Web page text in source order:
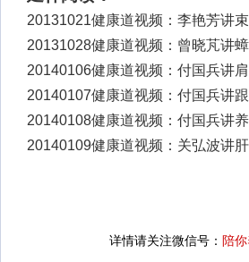
20131021健康道视频：李艳芳讲
20131028健康道视频：曾晓芃讲
20140106健康道视频：付国兵讲
20140107健康道视频：付国兵讲
20140108健康道视频：付国兵讲
20140109健康道视频：关弘波讲
详情请关注微信号： 陪